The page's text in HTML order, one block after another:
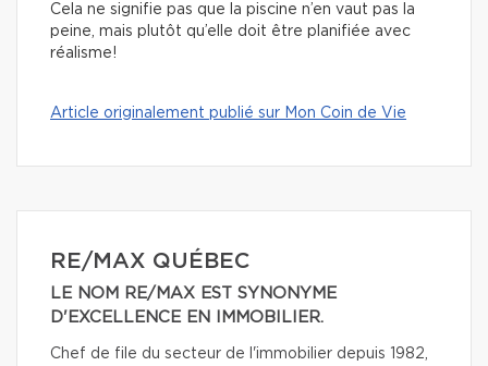
Cela ne signifie pas que la piscine n’en vaut pas la
peine, mais plutôt qu’elle doit être planifiée avec
réalisme!
Article originalement publié sur Mon Coin de Vie
RE/MAX QUÉBEC
LE NOM RE/MAX EST SYNONYME
D'EXCELLENCE EN IMMOBILIER.
Chef de file du secteur de l'immobilier depuis 1982,